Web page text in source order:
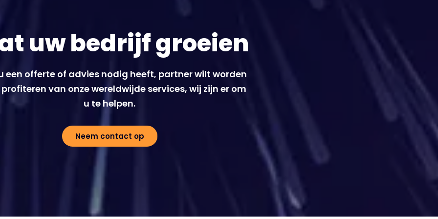
uw bedrijf groeien
een offerte of advies nodig heeft, partner wilt worden
van onze wereldwijde services, wij zijn er om
u te helpen.
Neem contact op